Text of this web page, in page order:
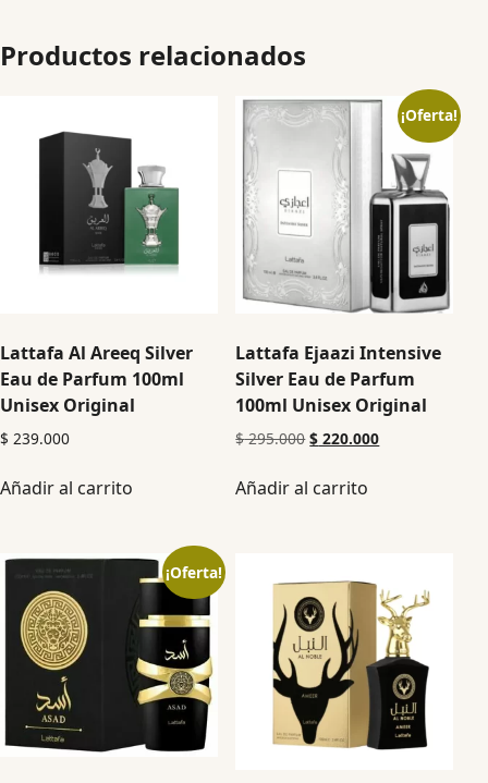
Productos relacionados
Lattafa Al Areeq Silver
Eau de Parfum 100ml
Unisex Original
$ 239.000
Añadir al carrito
¡Oferta!
Lattafa Ejaazi Intensive
Silver Eau de Parfum
100ml Unisex Original
$295.000 $ 220.000
Añadir al carrito
¡Oferta!